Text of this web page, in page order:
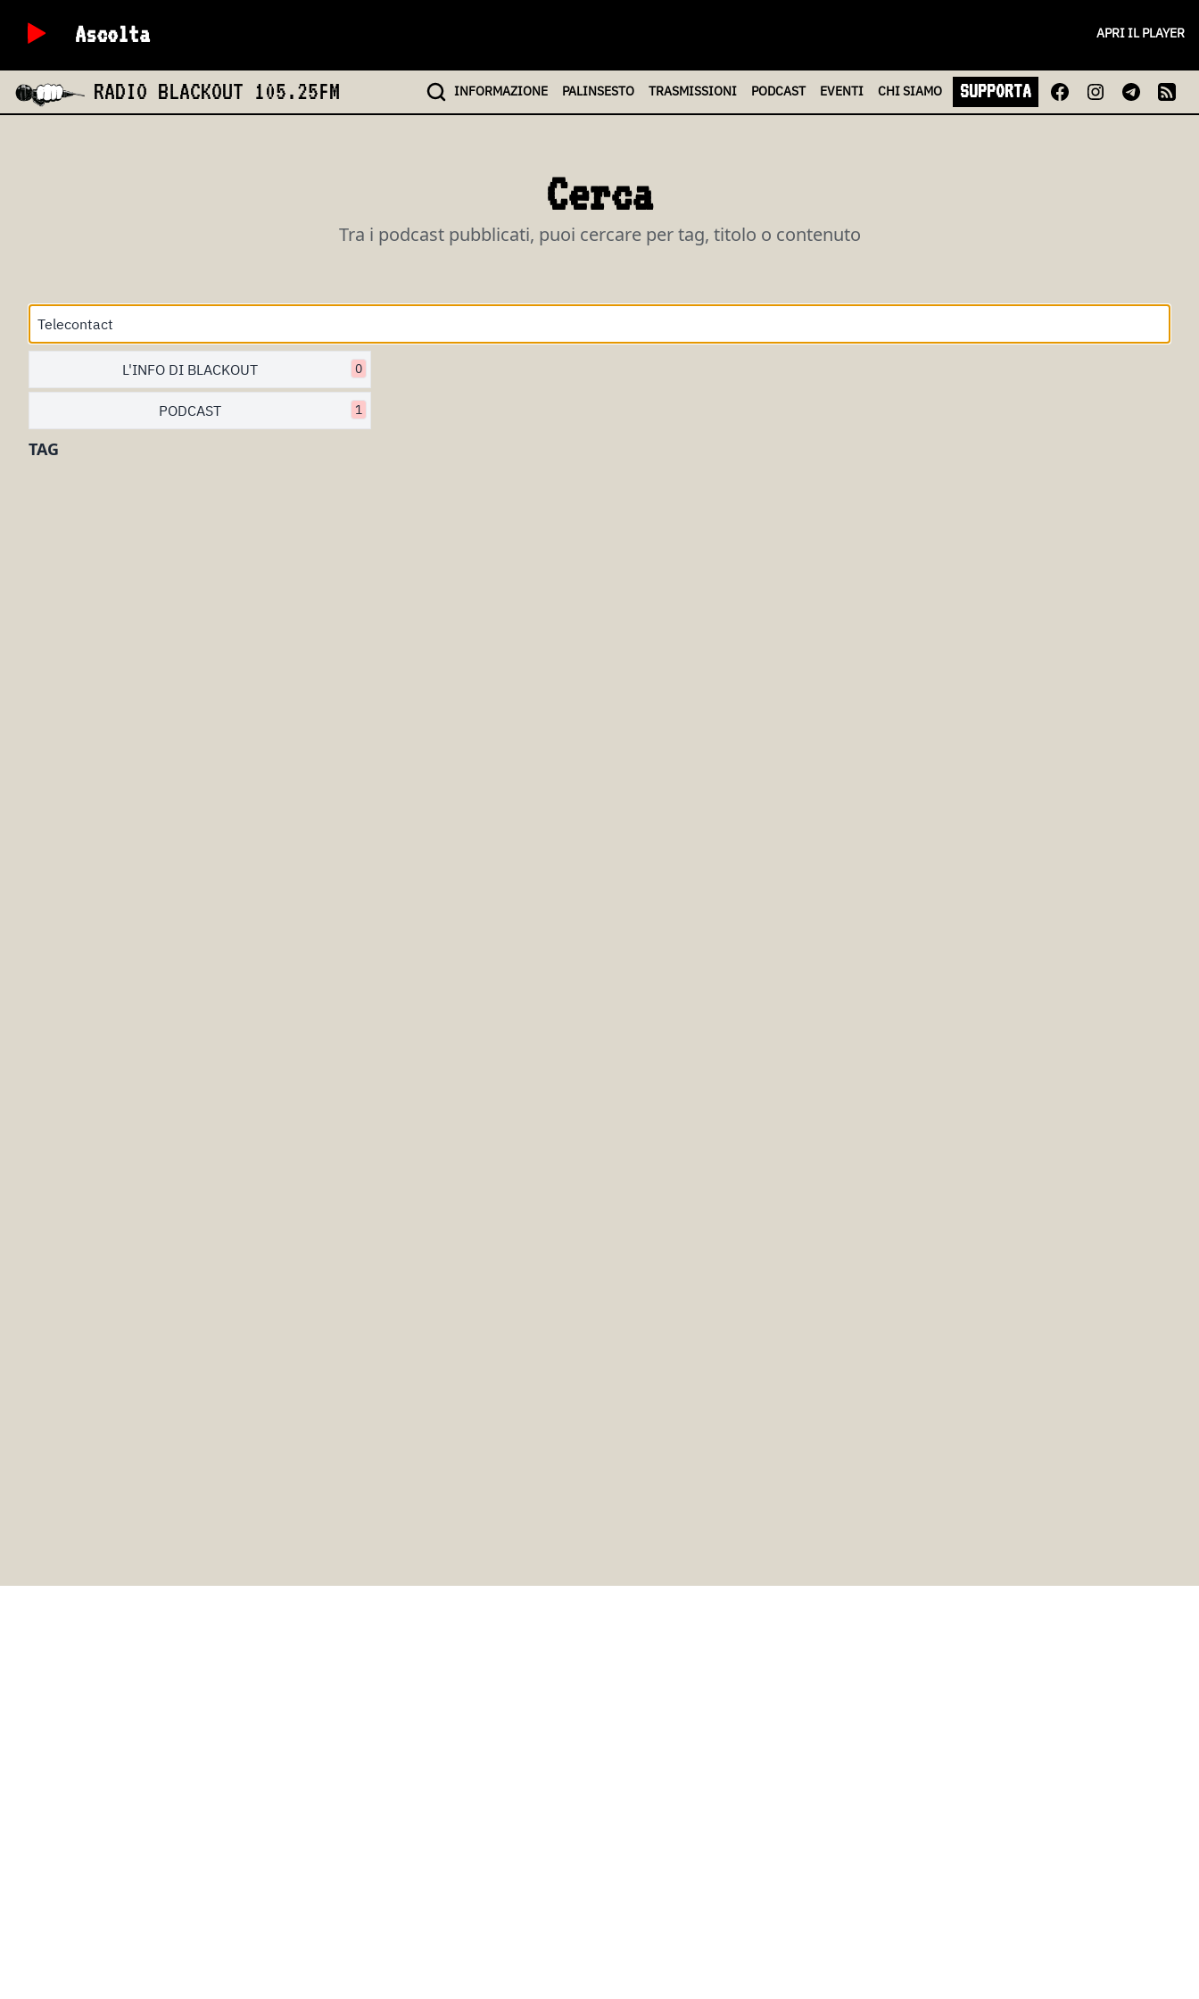
Ascolta APRI IL PLAYER
RADIO BLACKOUT 105.25FM INFORMAZIONE PALINSESTO TRASMISSIONI PODCAST EVENTI CHISIAMO SUPPORTA
Cerca
Tra i podcast pubblicati, puoi cercare per tag, titolo o contenuto
L'INFO DI BLACKOUT 0
PODCAST 1
TAG